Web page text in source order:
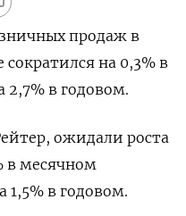
продаж в
на 0,3%​​​​​ в
в годовом.
ожидали роста
в месячном
в годовом.